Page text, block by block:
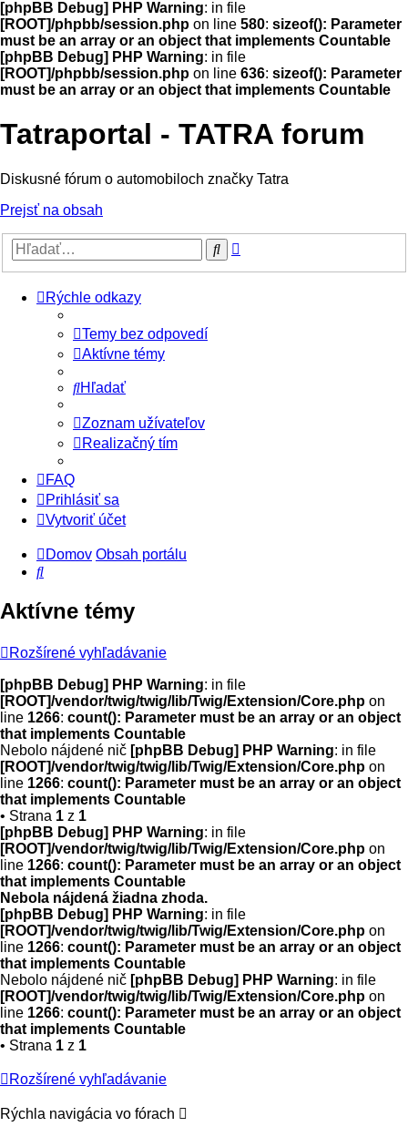
[phpBB Debug] PHP Warning: in file
[ROOT]/phpbb/session.php on line 580: sizeof(): Parameter
must be an array or an object that implements Countable
[phpBB Debug] PHP Warning: in file
[ROOT]/phpbb/session.php on line 636: sizeof(): Parameter
must be an array or an object that implements Countable
Tatraportal - TATRA forum
Diskusné fórum o automobiloch značky Tatra
Prejsť na obsah
Hľadať
Rýchle odkazy
Temy bez odpovedí
Aktívne témy
Hľadať
Zoznam užívateľov
Realizačný tím
FAQ
Prihlásiť sa
Vytvoriť účet
Domov Obsah portálu
Hľadať
Aktívne témy
Rozšírené vyhľadávanie
[phpBB Debug] PHP Warning: in file
[ROOT]/vendor/twig/twig/lib/Twig/Extension/Core.php on
line 1266: count(): Parameter must be an array or an object
that implements Countable
Nebolo nájdené nič [phpBB Debug] PHP Warning: in file
[ROOT]/vendor/twig/twig/lib/Twig/Extension/Core.php on
line 1266: count(): Parameter must be an array or an object
that implements Countable
• Strana 1 z 1
[phpBB Debug] PHP Warning: in file
[ROOT]/vendor/twig/twig/lib/Twig/Extension/Core.php on
line 1266: count(): Parameter must be an array or an object
that implements Countable
Nebola nájdená žiadna zhoda.
[phpBB Debug] PHP Warning: in file
[ROOT]/vendor/twig/twig/lib/Twig/Extension/Core.php on
line 1266: count(): Parameter must be an array or an object
that implements Countable
Nebolo nájdené nič [phpBB Debug] PHP Warning: in file
[ROOT]/vendor/twig/twig/lib/Twig/Extension/Core.php on
line 1266: count(): Parameter must be an array or an object
that implements Countable
• Strana 1 z 1
Rozšírené vyhľadávanie
Rýchla navigácia vo fórach